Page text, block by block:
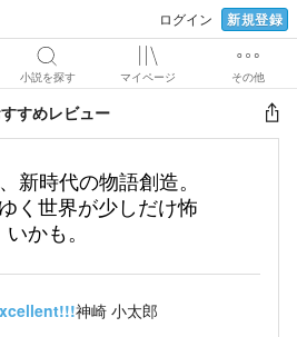
ログイン 新規登録
小説を探す マイページ その他
すめレビュー
新時代の物語創造。
く世界が少しだけ怖
いかも。
神崎 小太郎